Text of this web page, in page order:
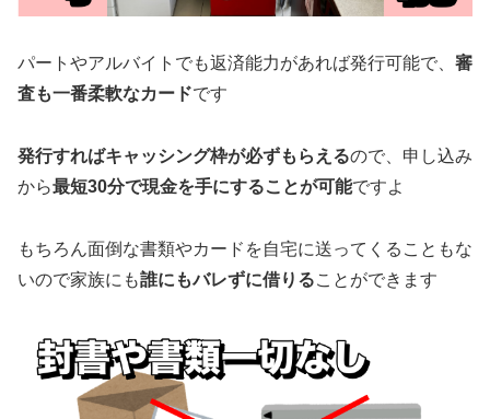
パートやアルバイトでも返済能力があれば発行可能で、 審
査も一番柔軟なカードです
発行すればキャッシング枠が必ずもらえるので、申し込み
から最短30分で現金を手にすることが可能ですよ
もちろん面倒な書類やカードを自宅に送ってくることもな
いので家族にも誰にもバレずに借りることができます